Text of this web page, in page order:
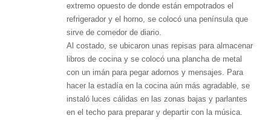
extremo opuesto de donde están empotrados el
refrigerador y el horno, se colocó una península que
sirve de comedor de diario.
Al costado, se ubicaron unas repisas para almacenar
libros de cocina y se colocó una plancha de metal
con un imán para pegar adornos y mensajes. Para
hacer la estadía en la cocina aún más agradable, se
instaló luces cálidas en las zonas bajas y parlantes
en el techo para preparar y departir con la música.